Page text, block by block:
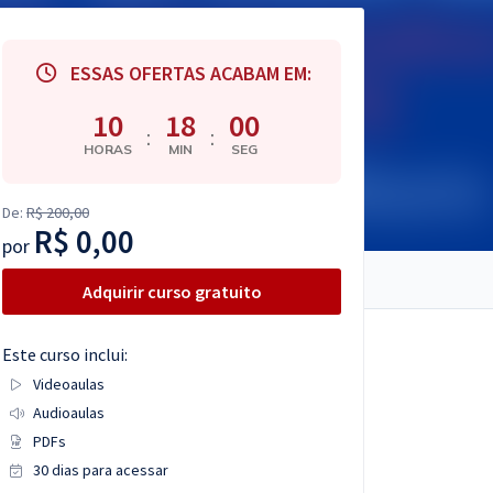
ESSAS OFERTAS ACABAM EM:
10
HORAS : 17
MIN : 59
SEG
De: R$ 200,00
por R$ 0,00
Adquirir curso gratuito
Este curso inclui:
Videoaulas
Audioaulas
PDFs
30 dias para acessar